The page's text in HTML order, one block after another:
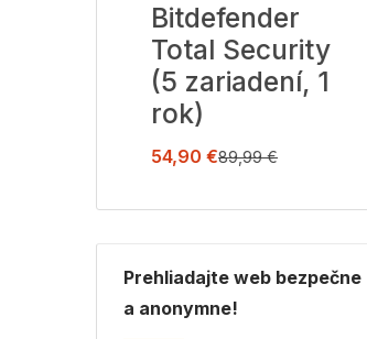
Bitdefender
Total Security
(5 zariadení, 1
89,99€
Prehliadajte web bezpečne
a anonymne!